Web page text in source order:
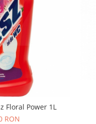
Floral Power 1L
RON